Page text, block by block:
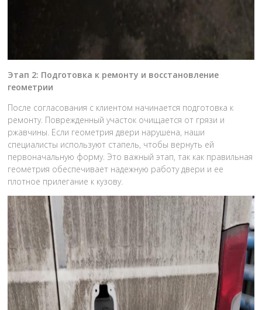
Этап 2: Подготовка к ремонту и восстановление
геометрии
После согласования с клиентом начинается подготовка к
ремонту. Поврежденный участок очищается от грязи и
ржавчины. Если геометрия двери нарушена, наши
специалисты используют стапель, чтобы вернуть ей
первоначальную форму. Это важный этап, так как правильная
геометрия обеспечивает надежную работу двери и ее
плотное прилегание к кузову.